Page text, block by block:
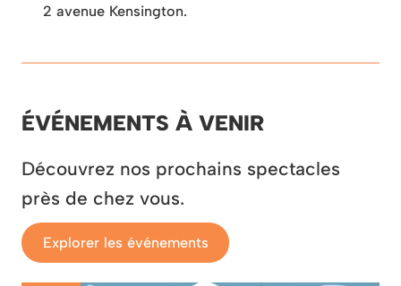
2 avenue Kensington.
ÉVÉNEMENTS À VENIR
Découvrez nos prochains spectacles
près de chez vous.
Explorer les événements